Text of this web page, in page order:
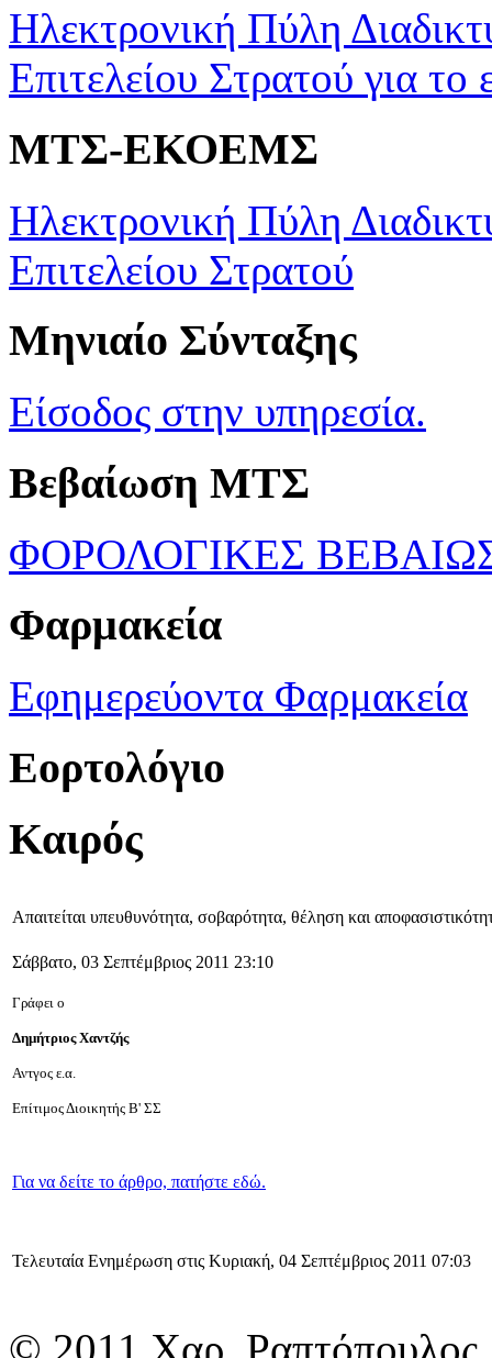
Ηλεκτρονική Πύλη
Επιτελείου Στρατού για το
ΜΤΣ-ΕΚΟΕΜΣ
Ηλεκτρονική Πύλη
Επιτελείου Στρατού
Μηνιαίο Σύνταξης
Είσοδος στην υπηρεσία.
Βεβαίωση ΜΤΣ
ΦΟΡΟΛΟΓΙΚΕΣ
Φαρμακεία
Εφημερεύοντα Φαρμακεία
Εορτολόγιο
Καιρός
Απαιτείται υπευθυνότητα, σοβαρότητα, θέληση και
Σάββατο, 03 Σεπτέμβριος 2011 23:10
Γράφει ο
Δημήτριος Χαντζής
Αντγος ε.α.
Επίτιμος Διοικητής Β' ΣΣ
Για να δείτε το άρθρο, πατήστε εδώ.
Τελευταία Ενημέρωση στις Κυριακή, 04 Σεπτέμβριος 2011 07:03